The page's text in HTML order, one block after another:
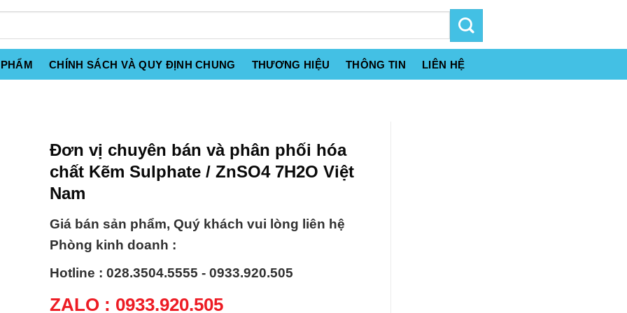
CHÍNH SÁCH VÀ QUY ĐỊNH CHUNG THƯƠNG HIỆU THÔNG TIN LIÊN HỆ
Đơn vị chuyên bán và phân phối hóa
chất Kẽm Sulphate / ZnSO4 7H2O Việt
Nam
Giá bán sản phẩm, Quý khách vui lòng liên hệ
Phòng kinh doanh :
Hotline : 028.3504.5555 - 0933.920.505
ZALO : 0933.920.505